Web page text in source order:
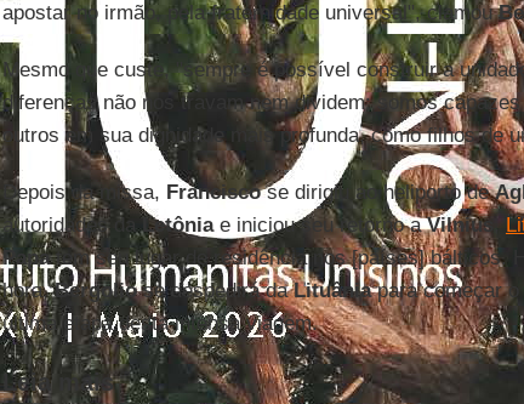
apostar no irmão, pela fraternidade universal", clamou
Mesmo que custe, "sempre é possível construir a
diferenças não nos travam nem dividem; somos
outros em sua dignidade mais profunda, como filhos de
Depois da missa, Franciscose dirigiu ao heliporto de
autoridades daLetôniae iniciou seu retorno aVilnius ,
Papatem seu lugar de residência nos [países] bálticos.
hora,Bergoliose despedirá daLituâniapara começar o
última etapa desta intensa viagem.
Leia mais